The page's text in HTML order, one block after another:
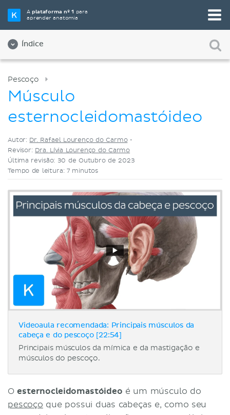
Aplataforma nº 1 para
aprender anatomia
Índice
Selecione a sua ferramenta de estudo favorita
Videoaulas
Pescoço
Músculo
esternocleidomastóideo
Autor: Dr. Rafael Lourenço do Carmo•
Revisor: Dra. Lívia Lourenço do Carmo
Última revisão: 30 de Outubro de 2023
Tempo de leitura: 7 minutos
Videoaula recomendada: Principais músculos da
cabeça e do pescoço [22:54]
Principais músculos da mímica e da mastigação e
músculos do pescoço.
Oesternocleidomastóideo é um músculo do
pescoço que possui duas cabeças e, como seu